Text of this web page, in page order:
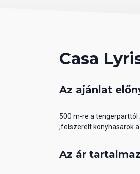
Casa
Az ajánlat
500 m-re a tengerparttól
;felszerelt konyhasarok
Az ár